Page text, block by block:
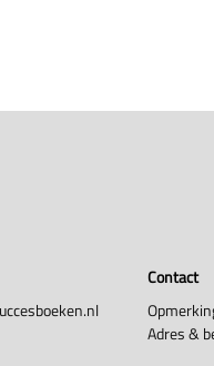
Contact
Adres &